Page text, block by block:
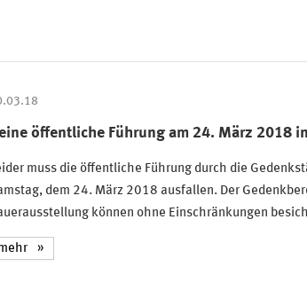
öffentliche Führung am 24. März 2018
muss die öffentliche Führung durch die
dem 24. März 2018 ausfallen. Der
können ohne Einschränkungen